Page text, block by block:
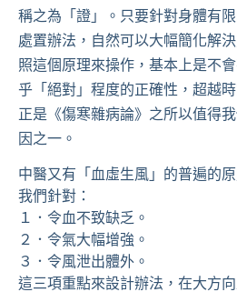
稱之為「證」。只要針對身體有
處置辦法，自然可以大幅簡化解
照這個原理來操作，基本上是不
乎「絕對」程度的正確性，超越
正是《傷寒雜病論》之所以值得
因之一。
中醫又有「血虛生風」的普遍的
我們針對：
１．令血不致缺乏。
２．令氣大幅增強。
３．令風泄出體外。
這三項重點來設計辦法，在大方